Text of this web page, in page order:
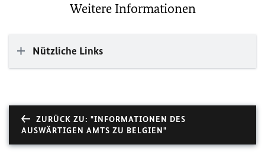
Weitere Informationen
Nützliche Links
ZURÜCK ZU: "INFORMATIONEN DES
AUSWÄRTIGEN AMTS ZU BELGIEN"